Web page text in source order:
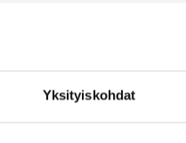
Yksityiskohdat